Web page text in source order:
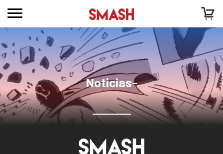
Noticias-